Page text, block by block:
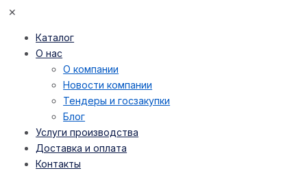
✕
Каталог
О нас
О компании
Новости компании
Тендеры и госзакупки
Блог
Услуги производства
Доставка и оплата
Контакты